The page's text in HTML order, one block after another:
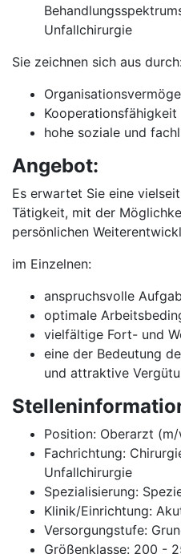
Unfallchirurgie
Sie zeichnen sich aus
Kooperationsfähigkeit
hohe soziale und
Angebot:
Es erwartet Sie eine
Tätigkeit, mit der
persönlichen
im Einzelnen:
anspruchsvolle
optimale
vielfältige Fort- und
eine der Bedeutung
und attraktive
Position: Oberarzt
Fachrichtung:
Unfallchirurgie
Spezialisierung:
Klinik/Einrichtung:
Versorgungstufe:
Größenklasse: 200 -